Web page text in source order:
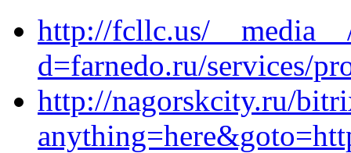
http://fcllc.us/
d=farnedo.ru/services/
http://nagorskcity.ru/